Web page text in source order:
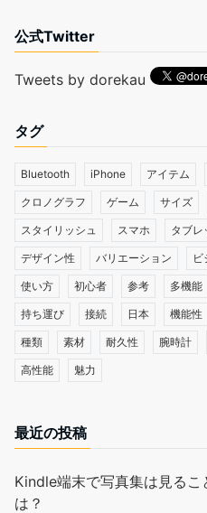
公式Twitter
Tweets by dorekau
タグ
Bluetooth iPhone アイテム
クロノグラフ ゲーム サイズ
スタイリッシュ スマホ タブレ
デザイン性 バリエーション ビ
使い方 初心者 参考 多機能
持ち運び 接続 日本 機能性
種類 素材 耐久性 腕時計
高性能 魅力
最近の投稿
Kindle端末で写真集は見る
は？